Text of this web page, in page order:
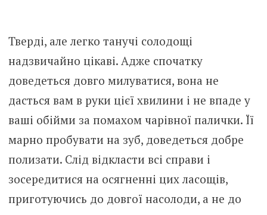
Тверді, але легко танучі солодощі
надзвичайно цікаві. Адже спочатку
доведеться довго милуватися, вона не
дасться вам в руки цієї хвилини і не впаде у
ваші обійми за помахом чарівної палички. Її
марно пробувати на зуб, доведеться добре
полизати. Слід відкласти всі справи і
зосередитися на осягненні цих ласощів,
приготуючись до довгої насолоди, а не до